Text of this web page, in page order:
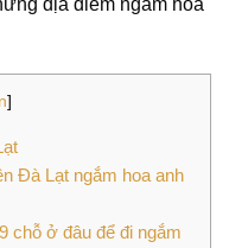
]
Đà Lạt ngắm hoa anh
chỗ ở đâu để đi ngắm